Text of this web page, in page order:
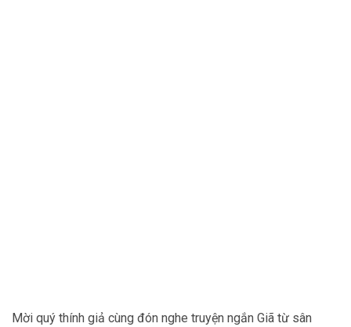
Mời quý thính giả cùng đón nghe truyện ngắn Giã từ sân